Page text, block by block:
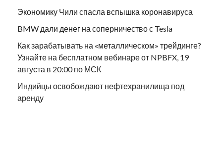
Экономику Чили спасла вспышка коронавируса
BMW дали денег на соперничество с Tesla
Как зарабатывать на «металлическом» трейдинге?
Узнайте на бесплатном вебинаре от NPBFX, 19
августа в 20:00 по МСК
Индийцы освобождают нефтехранилища под
аренду